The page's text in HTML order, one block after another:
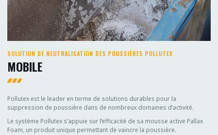
SOLUTION DE NEUTRALISATION DES POUSSIÈRES POLLUTEX
MOBILE
Pollutex est le leader en terme de solutions durables pour la
suppression de poussière dans de nombreux domaines d’activité.
Le système Pollutex s’appuie sur l’efficacité de sa mousse active Pallax
Foam, un produit unique permettant de vaincre la poussière.